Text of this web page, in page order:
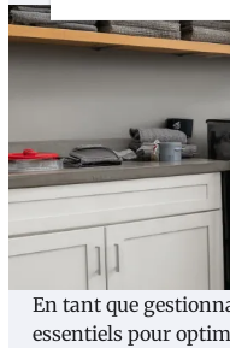
En tant que
essentiels pour